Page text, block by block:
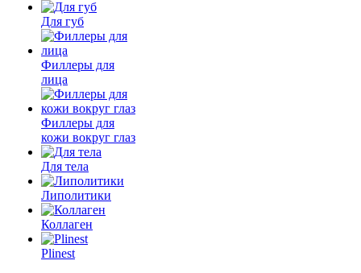
Для губ
Филлеры для
лица
Филлеры для
кожи вокруг глаз
Для тела
Липолитики
Коллаген
Plinest